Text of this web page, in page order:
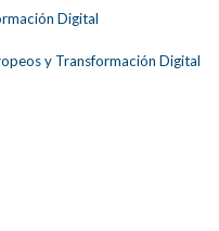
Digital
y Transformación Digital